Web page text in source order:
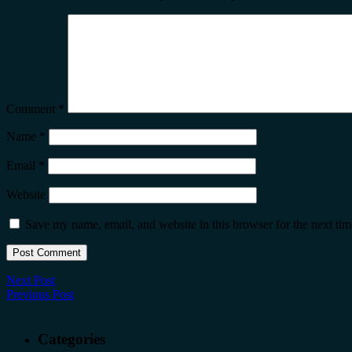
Comment *
Name *
Email *
Website
Save my name, email, and website in this browser for the next
Next Post
Previous Post
Categories